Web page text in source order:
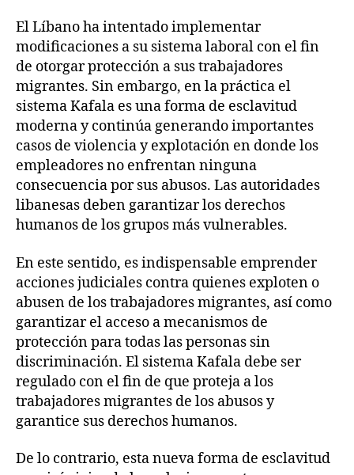
El Líbano ha intentado implementar
modificaciones a su sistema laboral con el fin
de otorgar protección a sus trabajadores
migrantes. Sin embargo, en la práctica el
sistema Kafala es una forma de esclavitud
moderna y continúa generando importantes
casos de violencia y explotación en donde los
empleadores no enfrentan ninguna
consecuencia por sus abusos. Las autoridades
libanesas deben garantizar los derechos
humanos de los grupos más vulnerables.
En este sentido, es indispensable emprender
acciones judiciales contra quienes exploten o
abusen de los trabajadores migrantes, así como
garantizar el acceso a mecanismos de
protección para todas las personas sin
discriminación. El sistema Kafala debe ser
regulado con el fin de que proteja a los
trabajadores migrantes de los abusos y
garantice sus derechos humanos.
De lo contrario, esta nueva forma de esclavitud